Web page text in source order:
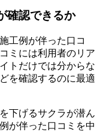
確認できるか
工例が伴った口コ
ミには利用者のリア
トだけでは分からな
を確認するのに最適
下げるサクラが潜ん
が伴った口コミを中